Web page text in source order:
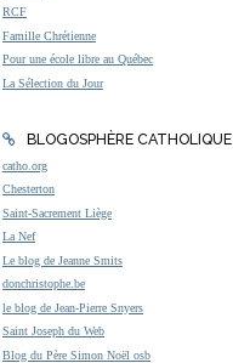
RCF
Famille Chrétienne
Pour une école libre au Québec
La Sélection du Jour
BLOGOSPHÈRE CATHOLIQUE
catho.org
Chesterton
Saint-Sacrement Liège
La Nef
Le blog de Jeanne Smits
donchristophe.be
le blog de Jean-Pierre Snyers
Saint Joseph du Web
Blog du Père Simon Noël osb